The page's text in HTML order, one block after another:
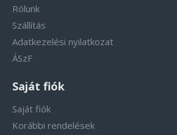
Rólunk
Szállítás
Adatkezelési nyilatkozat
ÁSzF
Saját fiók
Saját fiók
Korábbi rendelések